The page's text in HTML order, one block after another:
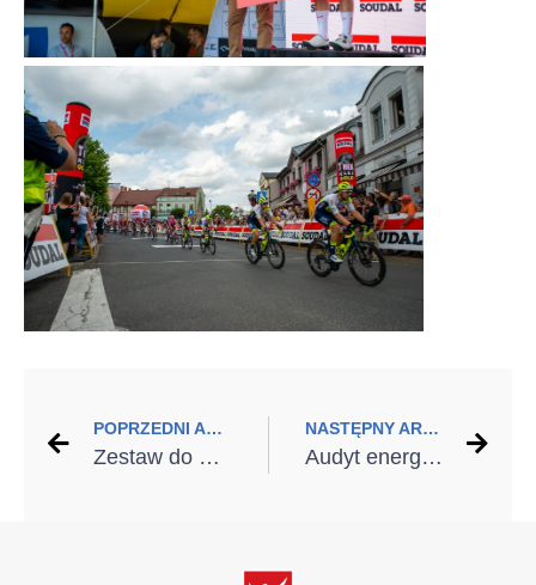
POPRZEDNI ARTYKUŁ
Zestaw do pielęgnacji bram garażowych i drzwi wejściowych
NASTĘPNY ARTYKUŁ
Audyt energetyczny budynku – jak go przeprowadzić i jakie daje korzyści?